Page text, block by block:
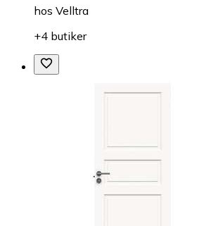
hos Velltra
+4 butiker